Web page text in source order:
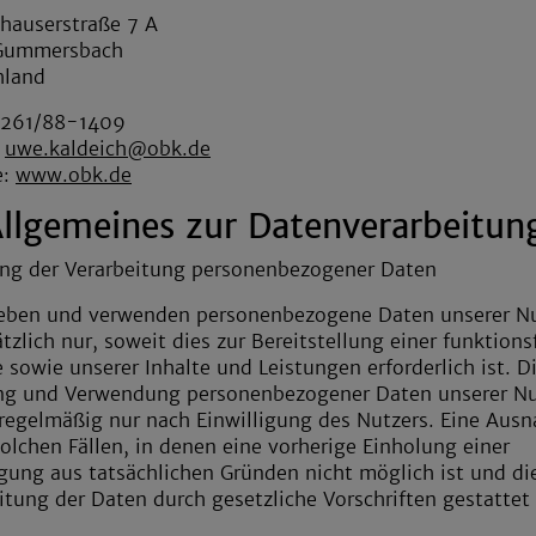
7 A
88-1409
uwe.kaldeich@obk.de
www.obk.de
zur
der Verarbeitung personenbezogener Daten
und verwenden personenbezogene Daten unserer
nur, soweit dies zur Bereitstellung einer
sowie unserer Inhalte und Leistungen erforderlich ist.
und Verwendung personenbezogener Daten unserer
nur nach Einwilligung des Nutzers. Eine
Fällen, in denen eine vorherige Einholung einer
aus tatsächlichen Gründen nicht möglich ist und
der Daten durch gesetzliche Vorschriften